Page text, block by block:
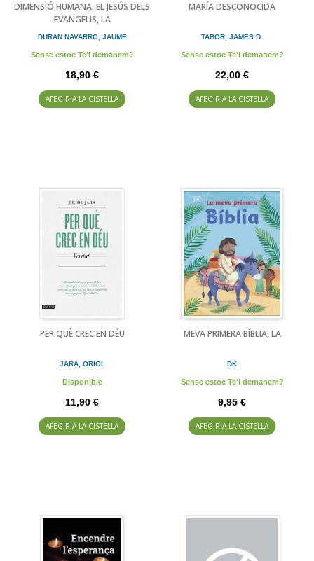
DIMENSIÓ HUMANA. EL JESÚS DELS
EVANGELIS, LA
DURAN NAVARRO, JAUME
Sense estoc Te'l demanem?
18,90 €
AFEGIR A LA CISTELLA
MARÍA DESCONOCIDA
TABOR, JAMES D.
Sense estoc Te'l demanem?
22,00 €
AFEGIR A LA CISTELLA
PER QUÈ CREC EN DÉU
JARA, ORIOL
Disponible
11,90 €
AFEGIR A LA CISTELLA
MEVA PRIMERA BÍBLIA, LA
DK
Sense estoc Te'l demanem?
9,95 €
AFEGIR A LA CISTELLA